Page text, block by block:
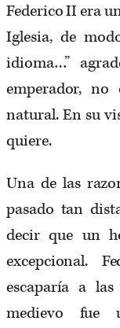
Federico II era
Iglesia, de
idioma…”
emperador,
natural. En su
quiere.
Una de las
pasado tan
decir que un
excepcional.
escaparía a
medievo fue